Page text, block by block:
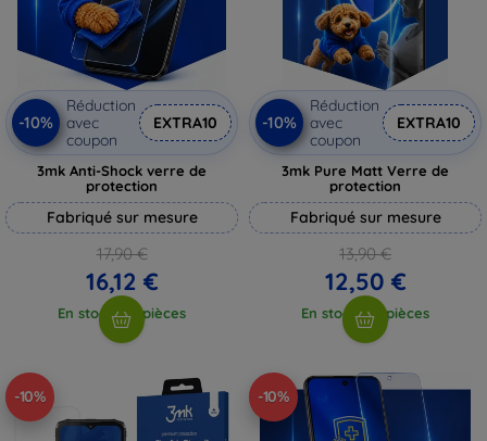
-10%
Réduction
avec
coupon
EXTRA10
3mk Anti-Shock verre de
protection
Fabriqué sur mesure
17,90 €
16,12 €
En stock > 5 pièces
-10%
Réduction
avec
coupon
EXTRA10
3mk Pure Matt Verre de
protection
Fabriqué sur mesure
13,90 €
12,50 €
En stock > 5 pièces
-10% -10%